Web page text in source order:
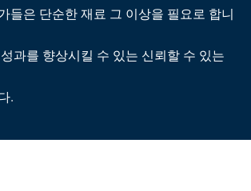
들은 단순한 재료 그 이상을 필요로 합니
과를 향상시킬 수 있는 신뢰할 수 있는
.